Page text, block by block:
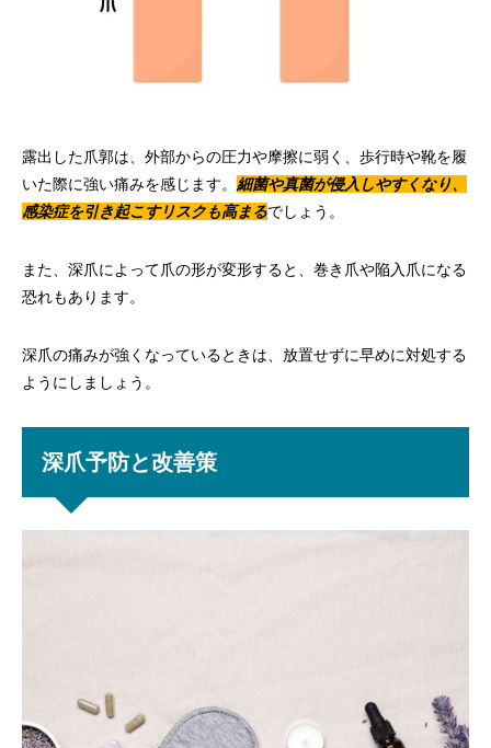
露出した爪郭は、外部からの圧力や摩擦に弱く、歩行時や靴を履
いた際に強い痛みを感じます。 細菌や真菌が侵入しやすくなり、
感染症を引き起こすリスクも高まるでしょう。
また、深爪によって爪の形が変形すると、巻き爪や陥入爪になる
恐れもあります。
深爪の痛みが強くなっているときは、放置せずに早めに対処する
ようにしましょう。
深爪予防と改善策